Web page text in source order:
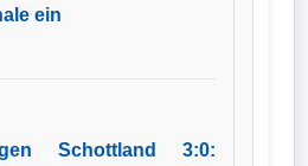
ein
Schottland 3:0: